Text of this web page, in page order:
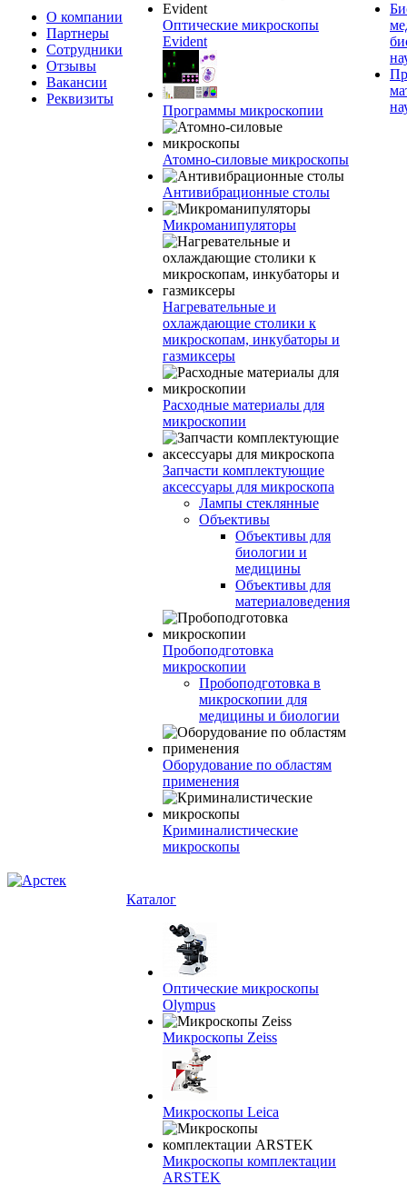
О компании
Партнеры
Сотрудники
Отзывы
Вакансии
Реквизиты
Оптические микроскопы
Evident
Программы микроскопии
Атомно-силовые микроскопы
Антивибрационные столы
Микроманипуляторы
Нагревательные и
охлаждающие столики к
микроскопам, инкубаторы и
газмиксеры
Расходные материалы для
микроскопии
Запчасти комплектующие
аксессуары для микроскопа
Лампы стеклянные
Объективы
Объективы для
биологии и
медицины
Объективы для
материаловедения
Пробоподготовка
микроскопии
Пробоподготовка в
микроскопии для
медицины и биологии
Оборудование по областям
применения
Криминалистические
микроскопы
Каталог
Оптические микроскопы
Olympus
Микроскопы Zeiss
Микроскопы Leica
Микроскопы комплектации
ARSTEK